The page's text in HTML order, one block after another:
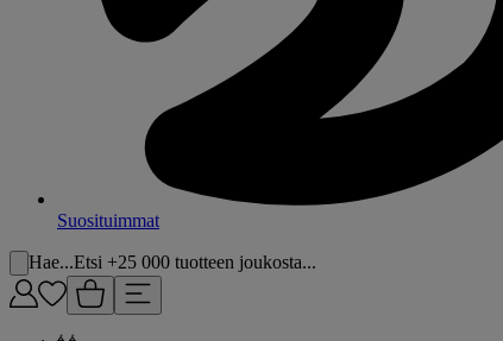
Suosituimmat
Hae...Etsi +25 000 tuotteen joukosta...